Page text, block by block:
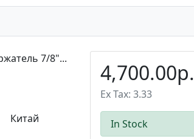
4,700.00р.
Ex Tax: 3.33
In Stock
7/8"...
Китай